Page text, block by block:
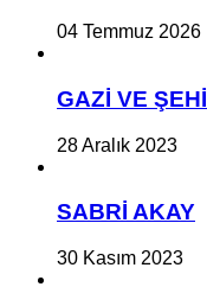
04 Temmuz 2026
GAZİ VE
28 Aralık 2023
SABRİ AKAY
30 Kasım 2023